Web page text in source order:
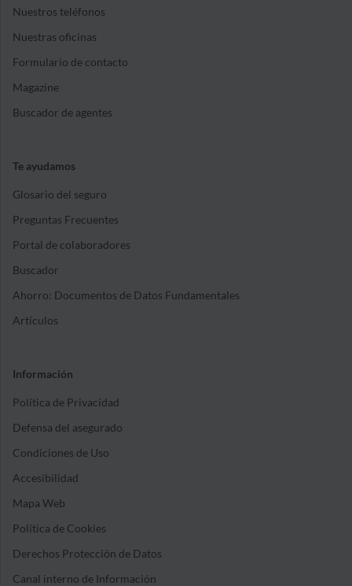
Nuestros teléfonos
Nuestras oficinas
Formulario de contacto
Magazine
Buscador de agentes
Te ayudamos
Glosario del seguro
Preguntas Frecuentes
Portal de colaboradores
Buscador
Ahorro: Documentos de Datos Fundamentales
Artículos
Información
Política de Privacidad
Defensa del asegurado
Condiciones de Uso
Accesibilidad
Mapa Web
Política de Cookies
Derechos Protección de Datos
Canal interno de Información